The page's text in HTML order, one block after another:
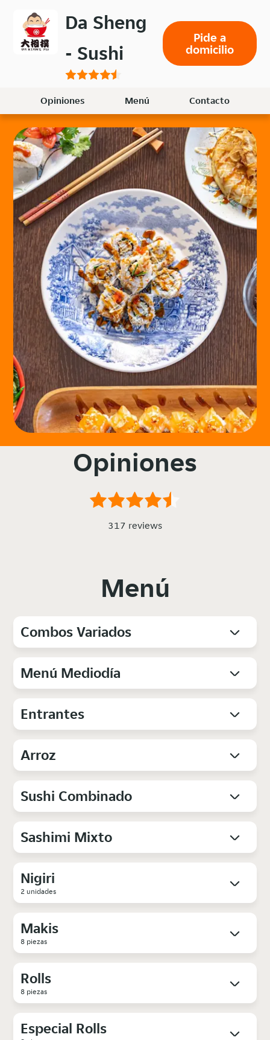
menú
principal
Da Sheng
- Sushi
Pide a
domicilio
Opiniones Menú Contacto
Opiniones
317 reviews
Menú
Combos Variados
Menú Mediodía
Entrantes
Arroz
Sushi Combinado
Sashimi Mixto
Nigiri
2 unidades
Makis
8 piezas
Rolls
8 piezas
Especial Rolls